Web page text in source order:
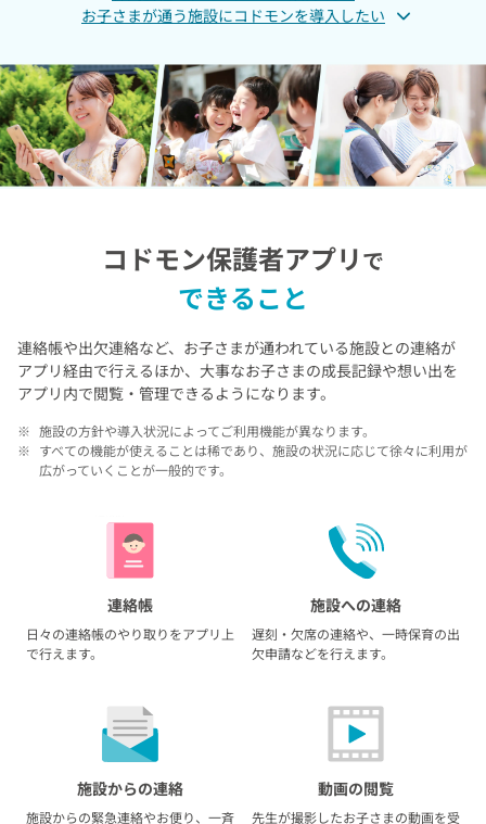
お子さまが通う施設にコドモンを導入したい
コドモン保護者アプリ で
できること
連絡帳や出欠連絡など、お子さまが通われている施設との連絡が
アプリ経由で行えるほか、 大事なお子さまの成長記録や想い出を
アプリ内で閲覧・管理できるようになります。
※ 施設の方針や導入状況によってご利用機能が異なります。
※
すべての機能が使えることは稀であり、施設の状況に応じて徐々に利用が
広がっていくことが一般的です。
連絡帳
日々の連絡帳のやり取りをアプリ上
で行えます。
施設への連絡
遅刻・欠席の連絡や、一時保育の出
欠申請などを行えます。
施設からの連絡
施設からの緊急連絡やお便り、一斉
動画の閲覧
先生が撮影したお子さまの動画を受